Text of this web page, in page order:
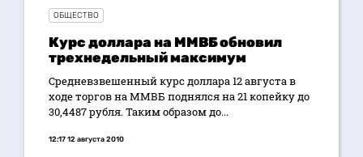
ОБЩЕСТВО
Курс доллара на ММВБ обновил
трехнедельный максимум
Средневзвешенный курс доллара 12 августа в
ходе торгов на ММВБ поднялся на 21 копейку до
30,4487 рубля. Таким образом до...
12:17 12 августа 2010